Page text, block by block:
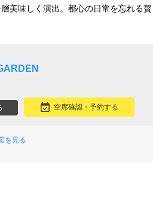
美味しく演出。都心の日常を忘れる贅
空席確認・予約する
を見る